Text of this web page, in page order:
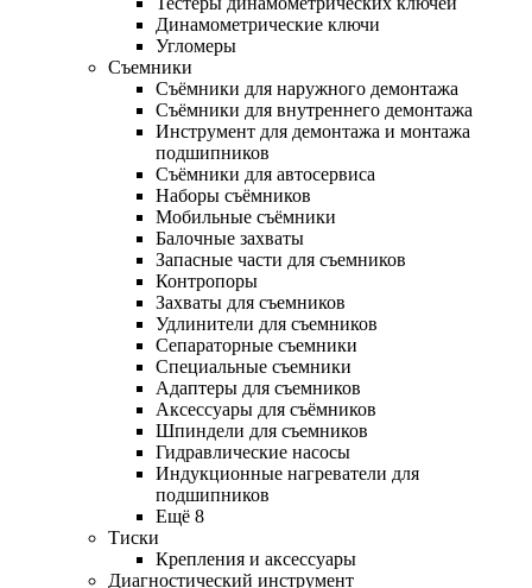
Динамометрические ключи
Угломеры
Съемники
Съёмники для наружного демонтажа
Съёмники для внутреннего демонтажа
Инструмент для демонтажа и монтажа
подшипников
Съёмники для автосервиса
Наборы съёмников
Мобильные съёмники
Балочные захваты
Запасные части для съемников
Контропоры
Захваты для съемников
Удлинители для съемников
Сепараторные съемники
Специальные съемники
Адаптеры для съемников
Аксессуары для съёмников
Шпиндели для съемников
Гидравлические насосы
Индукционные нагреватели для
подшипников
Ещё 8
Тиски
Крепления и аксессуары
Диагностический инструмент